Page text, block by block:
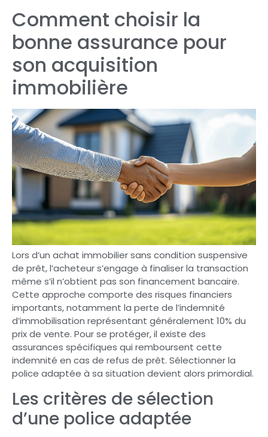
Comment choisir la
bonne assurance pour
son acquisition
immobilière
Lors d’un achat immobilier sans condition suspensive
de prêt, l’acheteur s’engage à finaliser la transaction
même s’il n’obtient pas son financement bancaire.
Cette approche comporte des risques financiers
importants, notamment la perte de l’indemnité
d’immobilisation représentant généralement 10% du
prix de vente. Pour se protéger, il existe des
assurances spécifiques qui remboursent cette
indemnité en cas de refus de prêt. Sélectionner la
police adaptée à sa situation devient alors primordial.
Les critères de sélection
d’une police adaptée